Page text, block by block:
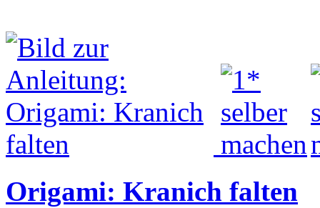
Origami: Kranich falten